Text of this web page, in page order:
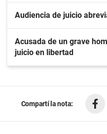
Audiencia de juicio
Acusada de un grave
juicio en libertad
Compartí la nota: